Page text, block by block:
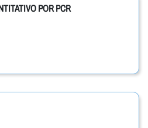
POR PCR